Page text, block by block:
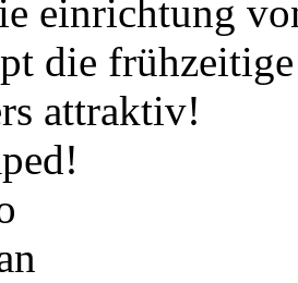
einrichtung
die
attraktiv!